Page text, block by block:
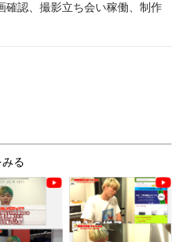
確認、撮影立ち会い稼働、制作
る